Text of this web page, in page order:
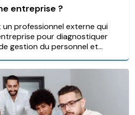
entreprise ?
un professionnel externe qui
pour diagnostiquer
gestion du personnel et...